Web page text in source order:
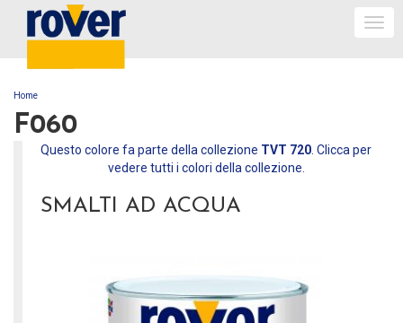
TU SEI QUI
Home
F060
Questo colore fa parte della collezione TVT 720 . Clicca per
vedere tutti i colori della collezione.
SMALTI AD ACQUA